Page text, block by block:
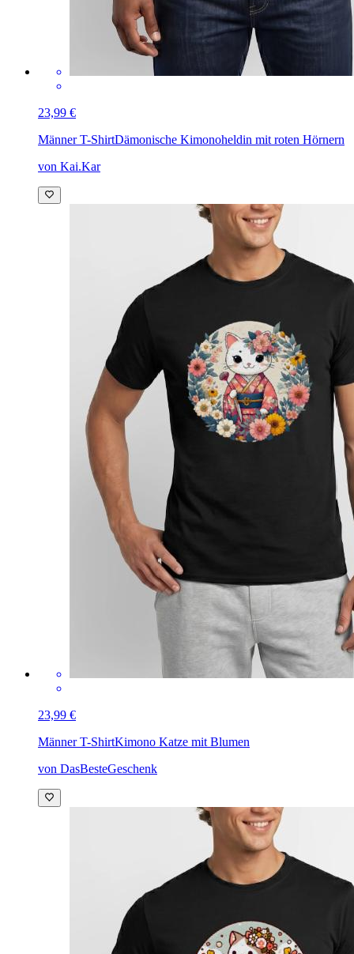
23,99 €
Männer T-ShirtDämonische Kimonoheldin mit roten Hörnern
von Kai.Kar
23,99 €
Männer T-ShirtKimono Katze mit Blumen
von DasBesteGeschenk